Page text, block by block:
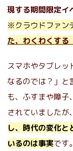
現する期間限定イ
※クラウドファン
た、わくわくする
スマホやタブレッ
なるのでは？」と
も、ふすまや障子
されていましたが、
し、時代の変化
いるのは事実です。